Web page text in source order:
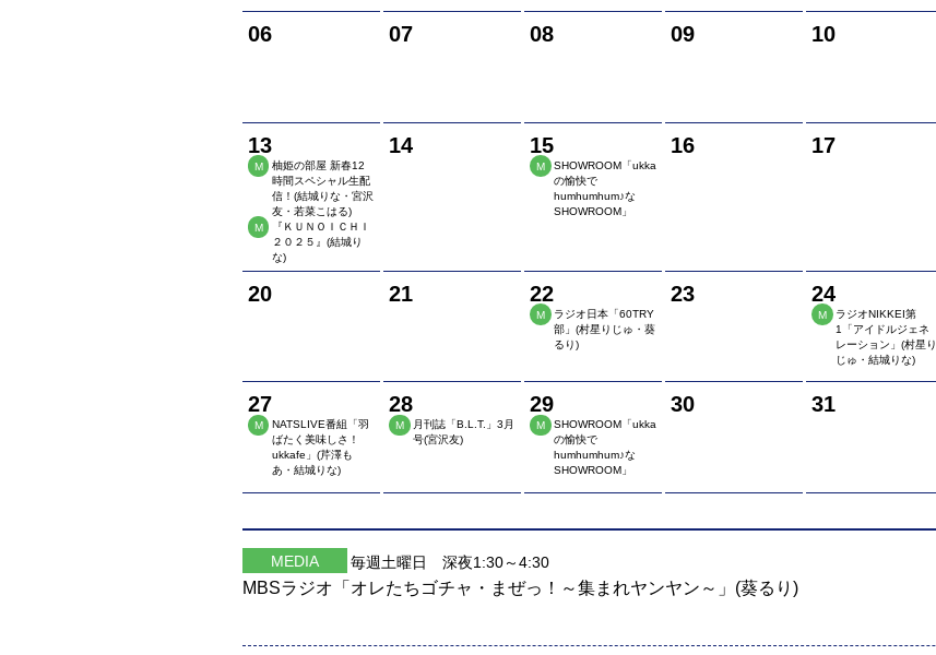
06 07 08 09 10
13
M
柚姫の部屋 新春12
時間スペシャル生配
信！(結城りな・宮沢
友・若菜こはる)
M
『ＫＵＮＯＩＣＨＩ
２０２５』(結城り
な)
14 15
M
SHOWROOM「ukka
の愉快で
humhumhum♪な
SHOWROOM」
16 17
20 21 22
M
ラジオ日本「60TRY
部」(村星りじゅ・葵
るり)
23 24
M
ラジオNIKKEI第
1「アイドルジェネ
レーション」(村星り
じゅ・結城りな)
27
M
NATSLIVE番組「羽
ばたく美味しさ！
ukkafe」(芹澤も
あ・結城りな)
28
M
月刊誌「B.L.T.」3月
号(宮沢友)
29
M
SHOWROOM「ukka
の愉快で
humhumhum♪な
SHOWROOM」
30 31
MEDIA 毎週土曜日 深夜1:30～4:30
MBSラジオ「オレたちゴチャ・まぜっ！～集まれヤンヤン～」(葵るり)